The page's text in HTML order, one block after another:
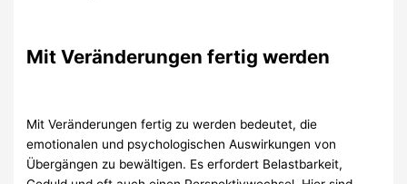
Mit Veränderungen fertig werden
Mit Veränderungen fertig zu werden bedeutet, die
emotionalen und psychologischen Auswirkungen von
Übergängen zu bewältigen. Es erfordert Belastbarkeit,